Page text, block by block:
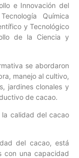
e Innovación del
Química
y Tecnológico
de la Ciencia y
se abordaron
manejo al cultivo,
jardines clonales y
de cacao.
la calidad del cacao
del cacao, está
con una capacidad